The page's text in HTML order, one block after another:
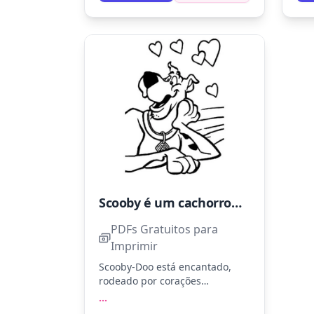
Scooby é um cachorro carinhoso.
PDFs Gratuitos para
Imprimir
Scooby-Doo está encantado,
rodeado por corações
...